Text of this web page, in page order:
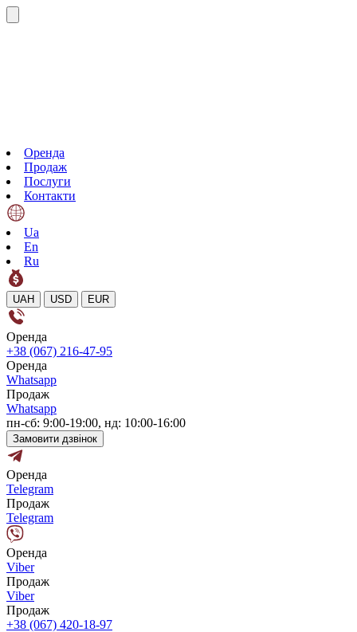
Оренда
Продаж
Послуги
Контакти
Ua
En
Ru
UAH USD EUR
Оренда
+38 (067) 216-47-95
Оренда
Whatsapp
Продаж
Whatsapp
пн-сб: 9:00-19:00, нд: 10:00-16:00
Замовити дзвінок
Оренда
Telegram
Продаж
Telegram
Оренда
Viber
Продаж
Viber
Продаж
+38 (067) 420-18-97